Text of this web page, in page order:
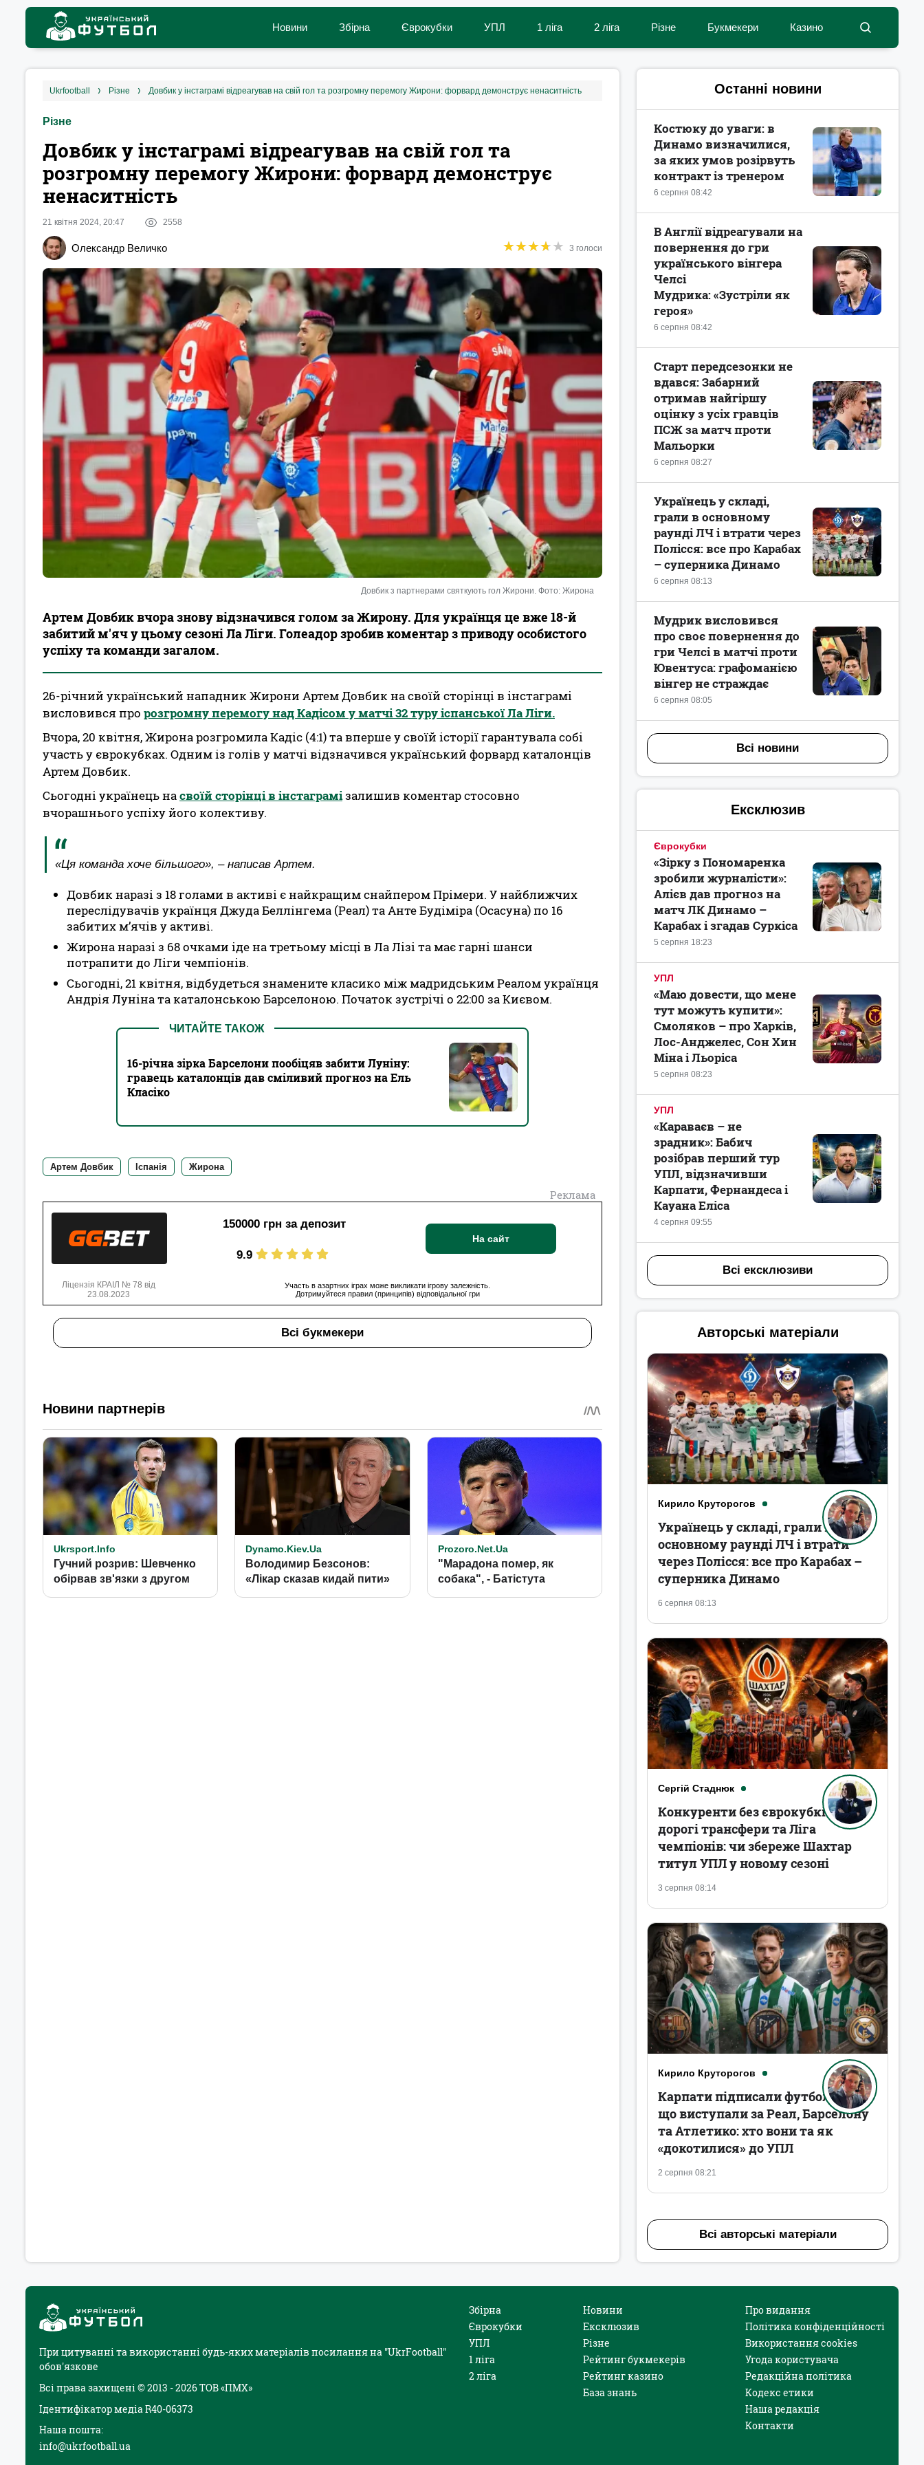
Новини Збірна Єврокубки УПЛ 1 ліга 2 ліга Різне Букмекери Казино
ukrfootball різне Довбик у інстаграмі відреагував на свій гол та розгромну перемогу Жирони: форвард демонструє ненаситність
Різне
Довбик у інстаграмі відреагував на свій гол та
розгромну перемогу Жирони: форвард демонструє
ненаситність
21 квітня 2024, 20:47 2558
Олександр Величко ★★★★★
★★★★★ 3 голоси
Довбик з партнерами святкують гол Жирони. Фото: Жирона
Артем Довбик вчора знову відзначився голом за Жирону. Для українця це вже 18-й
забитий м'яч у цьому сезоні Ла Ліги. Голеадор зробив коментар з приводу особистого
успіху та команди загалом.
26-річний український нападник Жирони Артем Довбик на своїй сторінці в інстаграмі
висловився про розгромну перемогу над Кадісом у матчі 32 туру іспанської Ла Ліги.
Вчора, 20 квітня, Жирона розгромила Кадіс (4:1) та вперше у своїй історії гарантувала собі
участь у єврокубках. Одним із голів у матчі відзначився український форвард каталонців
Артем Довбик.
Сьогодні українець насвоїй сторінці в інстаграмізалишив коментар стосовно
вчорашнього успіху його колективу.
«Ця команда хоче більшого», – написав Артем.
Довбик наразі з 18 голами в активі є найкращим снайпером Прімери. У найближчих
переслідувачів українця Джуда Беллінгема (Реал) та Анте Будіміра (Осасуна) по 16
забитих м’ячів у активі.
Жирона наразі з 68 очками іде на третьому місці в Ла Лізі та має гарні шанси
потрапити до Ліги чемпіонів.
Сьогодні, 21 квітня, відбудеться знамените класико між мадридським Реалом українця
Андрія Луніна та каталонською Барселоною. Початок зустрічі о 22:00 за Києвом.
ЧИТАЙТЕ ТАКОЖ
16-річна зірка Барселони пообіцяв забити Луніну:
гравець каталонців дав сміливий прогноз на Ель
Класіко
Артем Довбик Іспанія Жирона
Реклама
150000 грн за депозит
9.9
На сайт
Ліцензія КРАІЛ № 78 від
23.08.2023
Участь в азартних іграх може викликати ігрову залежність.
Дотримуйтеся правил (принципів) відповідальної гри
Всі букмекери
Останні новини
6 серпня 08:42
Костюку до уваги: в
Динамо визначилися,
за яких умов розірвуть
контракт із тренером
6 серпня 08:42
В Англії відреагували на
повернення до гри
українського вінгера
Челсі
Мудрика: «Зустріли як
героя»
6 серпня 08:27
Старт передсезонки не
вдався: Забарний
отримав найгіршу
оцінку з усіх гравців
ПСЖ за матч проти
Мальорки
6 серпня 08:13
Українець у складі,
грали в основному
раунді ЛЧ і втрати через
Полісся: все про Карабах
– суперника Динамо
6 серпня 08:05
Мудрик висловився
про своє повернення до
гри Челсі в матчі проти
Ювентуса: графоманією
вінгер не страждає
Всі новини
Ексклюзив
Єврокубки
5 серпня 18:23
«Зірку з Пономаренка
зробили журналісти»:
Алієв дав прогноз на
матч ЛК Динамо –
Карабах і згадав Суркіса
УПЛ
5 серпня 08:23
«Маю довести, що мене
тут можуть купити»:
Смоляков – про Харків,
Лос-Анджелес, Сон Хин
Міна і Льоріса
УПЛ
4 серпня 09:55
«Караваєв – не
зрадник»: Бабич
розібрав перший тур
УПЛ, відзначивши
Карпати, Фернандеса і
Кауана Еліса
Всі ексклюзиви
Авторські матеріали
Кирило Круторогов
6 серпня 08:13
Українець у складі, грали в
основному раунді ЛЧ і втрати
через Полісся: все про Карабах –
суперника Динамо
Сергій Стаднюк
3 серпня 08:14
Конкуренти без єврокубків,
дорогі трансфери та Ліга
чемпіонів: чи збереже Шахтар
титул УПЛ у новому сезоні
Кирило Круторогов
2 серпня 08:21
Карпати підписали футболістів,
що виступали за Реал, Барселону
та Атлетико: хто вони та як
«докотилися» до УПЛ
Всі авторські матеріали
При цитуванні та використанні будь-яких матеріалів посилання на "UkrFootball"
обов'язкове
Всі права захищені © 2013 - 2026 ТОВ «ПМХ»
Ідентифікатор медіа R40-06373
Наша пошта:
info@ukrfootball.ua
Збірна
Єврокубки
УПЛ
1 ліга
2 ліга
Новини
Ексклюзив
Різне
Рейтинг букмекерів
Рейтинг казино
База знань
Про видання
Політика конфіденційності
Використання cookies
Угода користувача
Редакційна політика
Кодекс етики
Наша редакція
Контакти